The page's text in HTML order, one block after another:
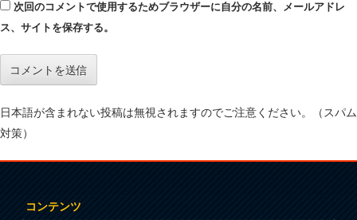
次回のコメントで使用するためブラウザーに自分の名前、メールアドレ
ス、サイトを保存する。
日本語が含まれない投稿は無視されますのでご注意ください。（スパム
対策）
コンテンツ